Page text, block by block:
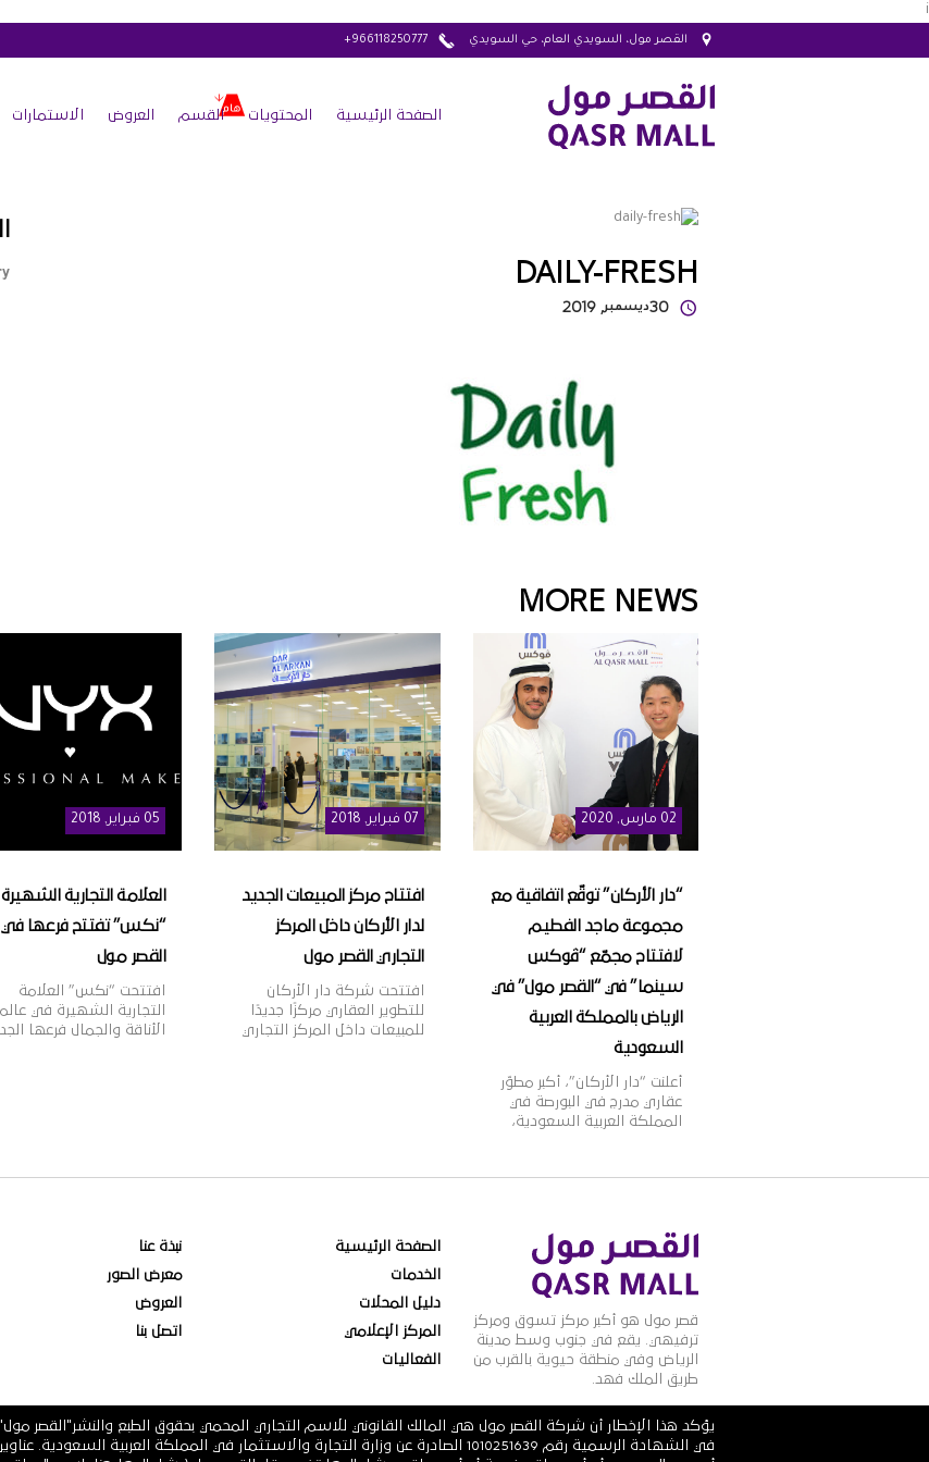
i
القصر مول، السويدي العام، حي السويدي +966118250777
الصفحة الرئيسية المحتويات القسم العروض الاستمارات
DAILY-FRESH
30ديسمبر, 2019
:
MORE NEWS
02 مارس, 2020
“دار الأركان” توقّع اتفاقية مع
مجموعة ماجد الفطيم
لافتتاح مجمّع “ڤوكس
سينما” في “القصر مول” في
الرياض بالمملكة العربية
السعودية
أعلنت “دار الأركان”، أكبر مطوّر
عقاري مدرج في البورصة في
المملكة العربية السعودية،
الشركة الرائدة في مجال تطوير
والترفيه على مستوى منطقة
الشرق الأوسط وأفريقيا
وآسيا، وذلك لافتتاح مجمّع
دور عرض “ڤوكس سينما” في
المملكة العربية السعودية.
وقد تمّ توقيع […]
07 فبراير, 2018
افتتاح مركز المبيعات الجديد
لدار الأركان داخل المركز
التجاري القصر مول
افتتحت شركة دار الأركان
للتطوير العقاري مركزًا جديدًا
للمبيعات داخل المركز التجاري
المملكة العربية السعودية […]
05 فبراير, 2018
العلامة التجارية الشهيرة
“نكس” تفتتح فرعها في
القصر مول
افتتحت “نكس” العلامة
التجارية الشهيرة في
الأناقة والجمال فرعها
عالمية وواحدة […]
قصر مول هو أكبر مركز تسوق ومركز
ترفيهي. يقع في جنوب وسط مدينة
الرياض وفي منطقة حيوية بالقرب من
طريق الملك فهد.
الصفحة الرئيسية
الخدمات
دليل المحلات
المركز الإعلامي
الفعاليات
نبذة عنا
معرض الصور
العروض
اتصل بنا
يؤكد هذا الإخطار أن شركة القصر مول هي المالك القانوني للاسم التجاري المحمي بحقوق الطبع والنشر"القصر